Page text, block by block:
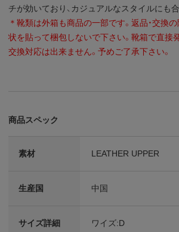
チが効いており、カジュアルなスタイルにも
＊靴類は外箱も商品の一部です。返品・交換
状を貼って梱包しないで下さい。靴箱で直接
交換対応は出来ません。予めご了承下さい。
商品スペック
素材 LEATHER UPPER
生産国 中国
サイズ詳細 ワイズ:D